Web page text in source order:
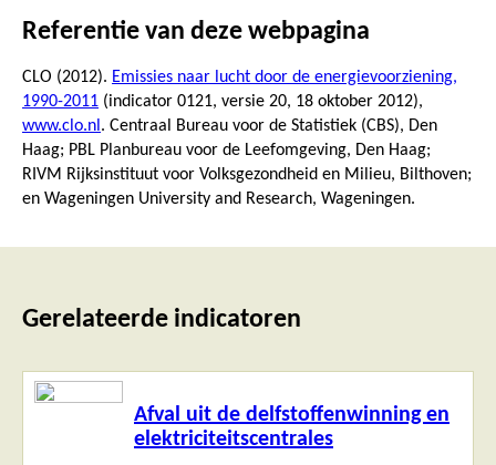
Referentie van deze webpagina
CLO (2012). Emissies naar lucht door de energievoorziening,
1990-2011 (indicator 0121, versie 20, 18 oktober 2012),
www.clo.nl. Centraal Bureau voor de Statistiek (CBS), Den
Haag; PBL Planbureau voor de Leefomgeving, Den Haag;
RIVM Rijksinstituut voor Volksgezondheid en Milieu, Bilthoven;
en Wageningen University and Research, Wageningen.
Gerelateerde indicatoren
Afval uit de delfstoffenwinning en
elektriciteitscentrales
Lees